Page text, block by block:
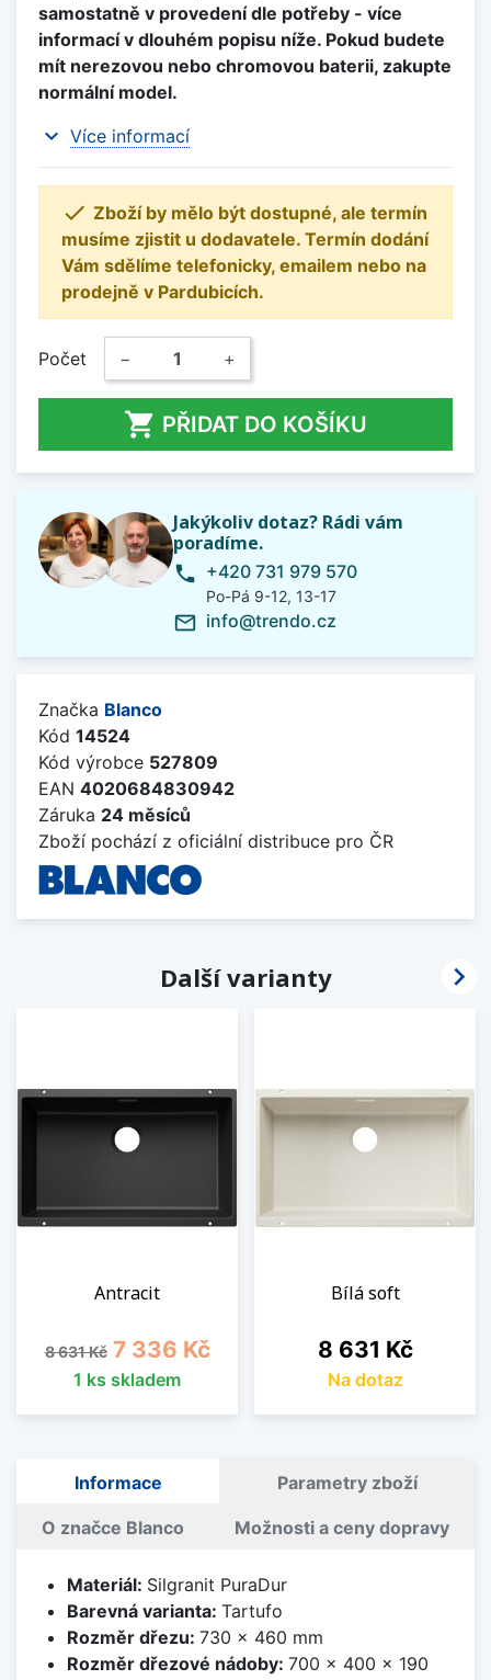
samostatně v provedení dle potřeby - více
informací v dlouhém popisu níže. Pokud budete
mít nerezovou nebo chromovou baterii, zakupte
normální model.
expand_more Více informací
 Zboží by mělo být dostupné, ale termín
musíme zjistit u dodavatele. Termín dodání
Vám sdělíme telefonicky, emailem nebo na
prodejně v Pardubicích.
Počet − +
 PŘIDAT DO KOŠÍKU
Jakýkoliv dotaz? Rádi vám
poradíme.
phone +420 731 979 570
Po-Pá 9-12, 13-17
mail_outline info@trendo.cz
Značka Blanco
Kód 14524
Kód výrobce 527809
EAN 4020684830942
Záruka 24 měsíců
Zboží pochází z oficiální distribuce pro ČR
Další varianty
Antracit
Běžná cena
8 631 Kč Cena
7 336 Kč
1 ks skladem
Bílá soft
Cena
8 631 Kč
Na dotaz

Informace Parametry zboží
O značce Blanco Možnosti a ceny dopravy
Materiál: Silgranit PuraDur
Barevná varianta: Tartufo
Rozměr dřezu: 730 x 460 mm
Rozměr dřezové nádoby: 700 x 400 x 190